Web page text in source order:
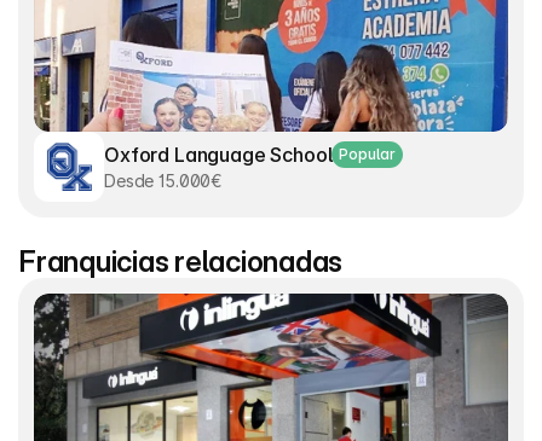
Oxford Language School Popular
Desde 15.000€
Franquicias relacionadas